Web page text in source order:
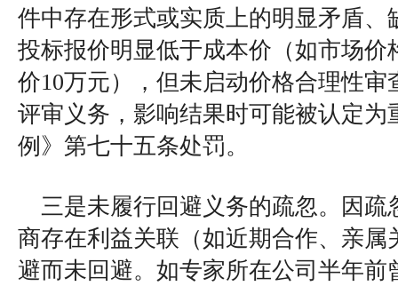
件中存在形式或实质上的明显矛盾、
投标报价明显低于成本价（如市场价
价10万元），但未启动价格合理性审
评审义务，影响结果时可能被认定为
例》第七十五条处罚。
三是未履行回避义务的疏忽。因疏
商存在利益关联（如近期合作、亲属
避而未回避。如专家所在公司半年前